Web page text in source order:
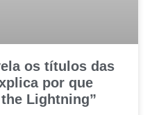
os títulos das
por que
Lightning”